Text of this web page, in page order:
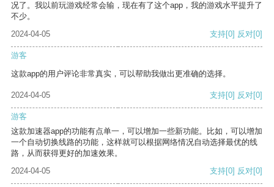
况了。我以前玩游戏经常会输，现在有了这个app，我的游戏水平提升了
不少。
2024-04-05
支持[0] 反对[0]
游客
这款app的用户评论非常真实，可以帮助我做出更准确的选择。
2024-04-05 支持[0] 反对[0]
游客
这款加速器app的功能有点单一，可以增加一些新功能。比如，可以增加
一个自动切换线路的功能，这样就可以根据网络情况自动选择最优的线
路，从而获得更好的加速效果。
2024-04-05
支持[0] 反对[0]